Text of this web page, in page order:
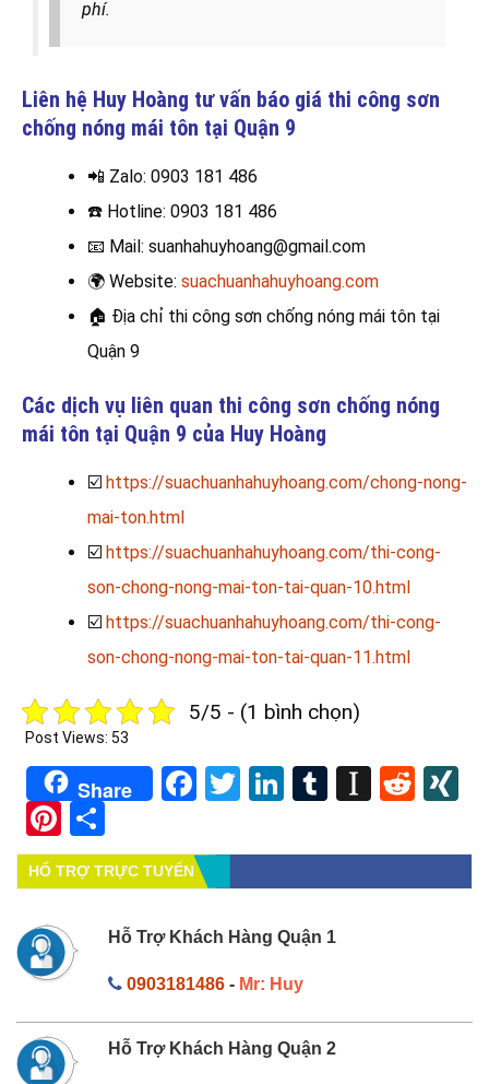
phí.
Liên hệ Huy Hoàng tư vấn báo giá thi công sơn
chống nóng mái tôn tại Quận 9
📲 Zalo: 0903 181 486
☎️ Hotline: 0903 181 486
📧 Mail: suanhahuyhoang@gmail.com
🌍 Website: suachuanhahuyhoang.com
🏠 Địa chỉ thi công sơn chống nóng mái tôn tại
Quận 9
Các dịch vụ liên quan thi công sơn chống nóng
mái tôn tại Quận 9 của Huy Hoàng
☑️ https://suachuanhahuyhoang.com/chong-nong-
mai-ton.html
☑️ https://suachuanhahuyhoang.com/thi-cong-
son-chong-nong-mai-ton-tai-quan-10.html
☑️ https://suachuanhahuyhoang.com/thi-cong-
son-chong-nong-mai-ton-tai-quan-11.html
5/5 - (1 bình chọn)
Post Views: 53
Share Facebook
TwitterLinkedIn
Tumblr
Pinterest
HỔ TRỢ TRỰC TUYẾN
Hỗ Trợ Khách Hàng Quận 1
0903181486- Mr: Huy
Hỗ Trợ Khách Hàng Quận 2